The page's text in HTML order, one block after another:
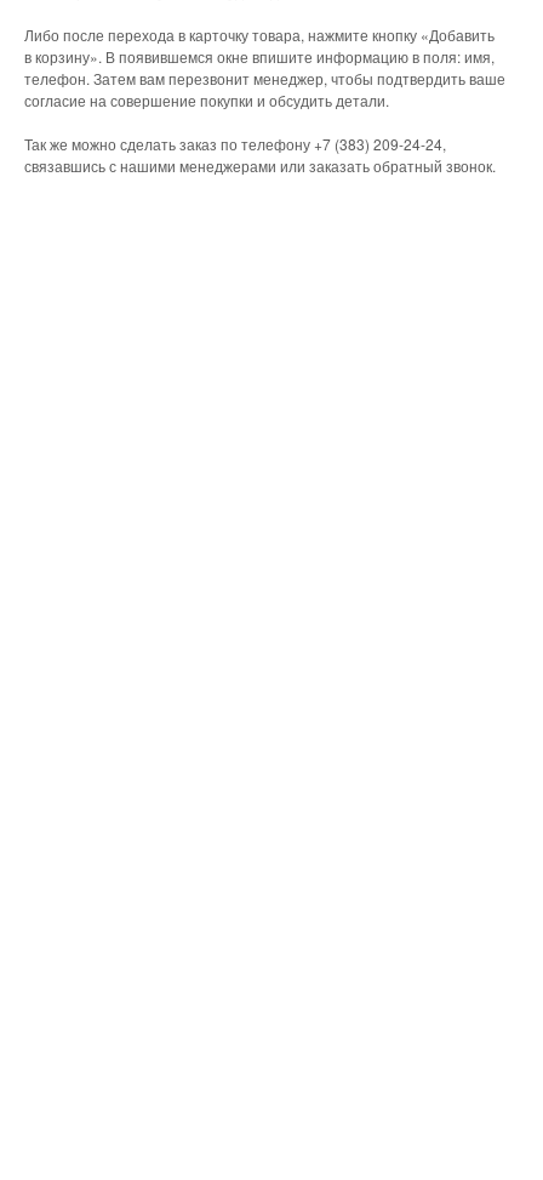
Либо после перехода в карточку товара, нажмите кнопку «Добавить
в корзину». В появившемся окне впишите информацию в поля: имя,
телефон. Затем вам перезвонит менеджер, чтобы подтвердить ваше
согласие на совершение покупки и обсудить детали.
Так же можно сделать заказ по телефону +7 (383) 209-24-24,
связавшись с нашими менеджерами или заказать обратный звонок.